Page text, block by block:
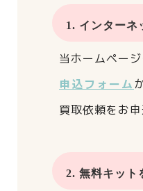
1. インターネ
当ホームペー
申込フォーム
買取依頼をお申
2. 無料キット